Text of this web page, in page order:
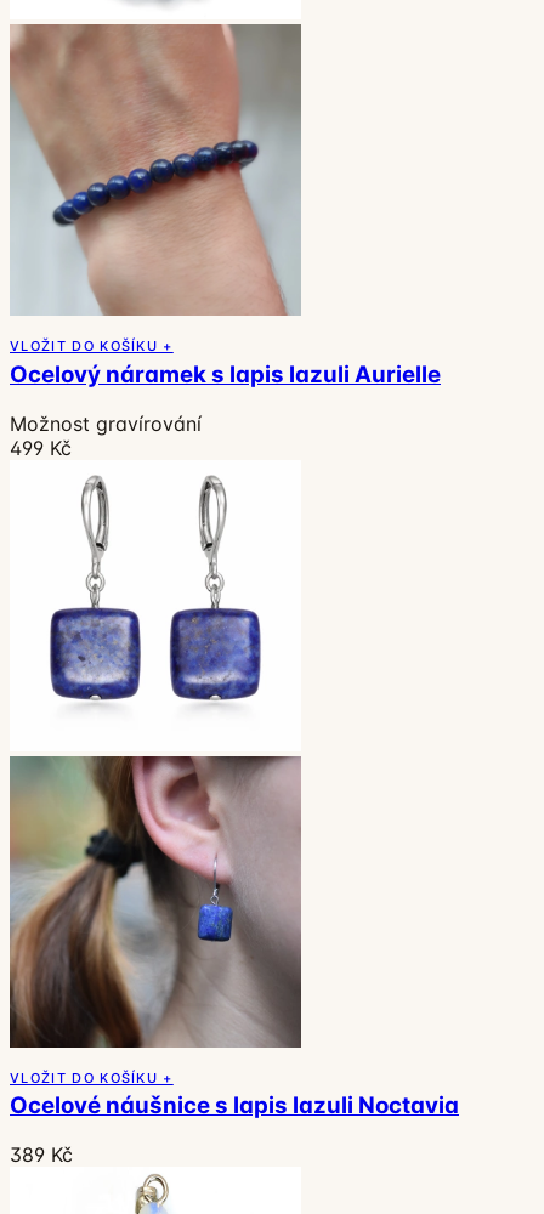
VLOŽIT DO KOŠÍKU +
Ocelový náramek s lapis lazuli Aurielle
Možnost gravírování
499 Kč
VLOŽIT DO KOŠÍKU +
Ocelové náušnice s lapis lazuli Noctavia
389 Kč